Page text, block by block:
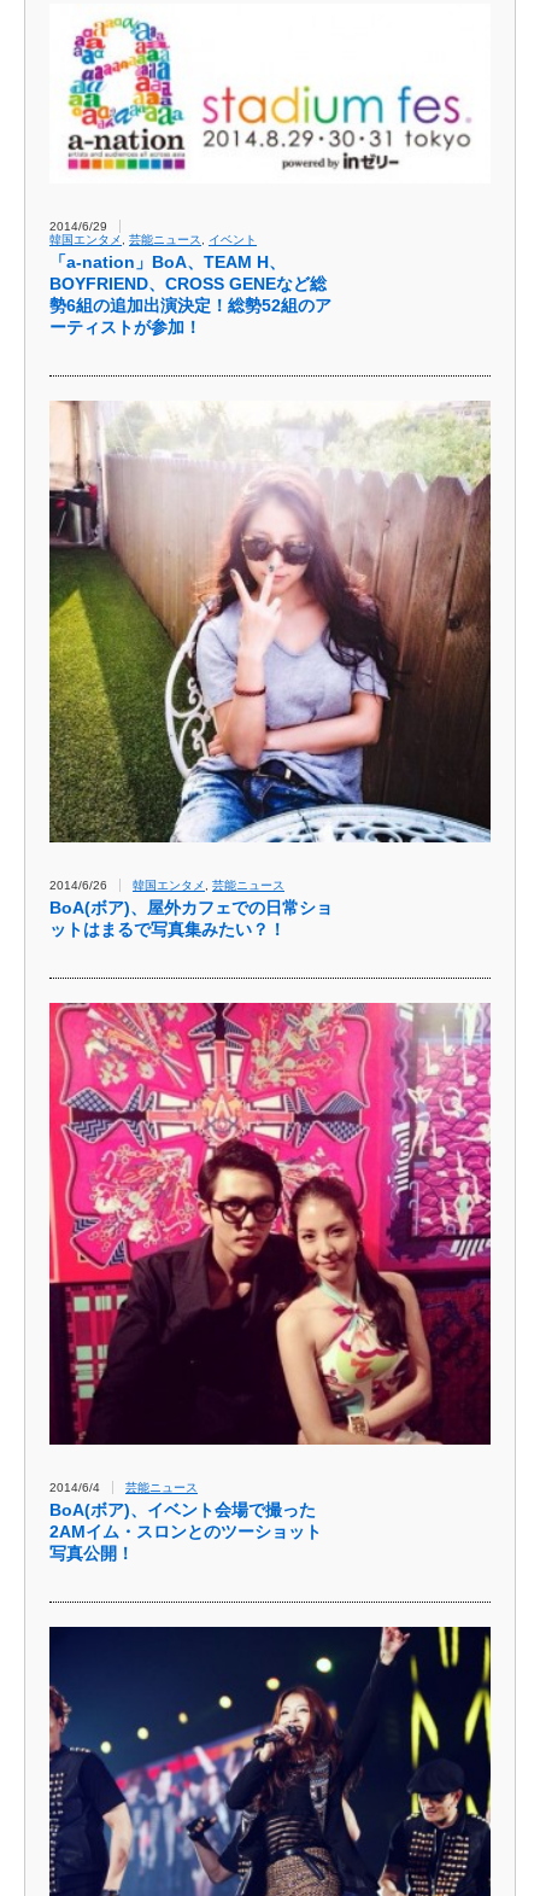
2014/6/29
韓国エンタメ , 芸能ニュース, イベント
「a-nation」BoA、TEAM H、
BOYFRIEND、CROSS GENEなど総
勢6組の追加出演決定！総勢52組のア
ーティストが参加！
2014/6/26 韓国エンタメ , 芸能ニュース
BoA(ボア)、屋外カフェでの日常ショ
ットはまるで写真集みたい？！
2014/6/4 芸能ニュース
BoA(ボア)、イベント会場で撮った
2AMイム・スロンとのツーショット
写真公開！